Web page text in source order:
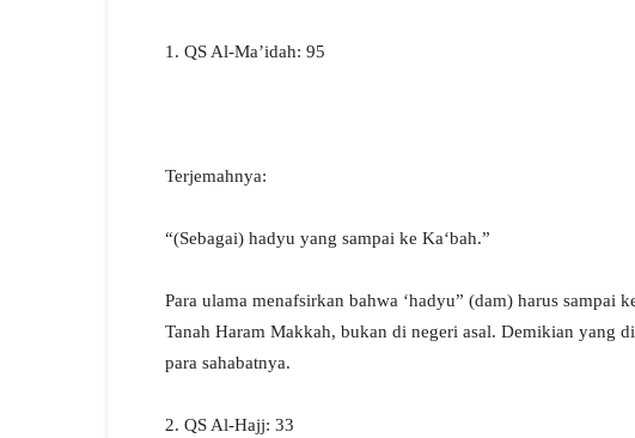
1. QS Al-Ma’idah: 95
Terjemahnya:
“(Sebagai) hadyu yang sampai ke Ka‘bah.”
Para ulama menafsirkan bahwa ‘hadyu” (dam) harus sampai
Tanah Haram Makkah, bukan di negeri asal. Demikian yang
para sahabatnya.
2. QS Al-Hajj: 33